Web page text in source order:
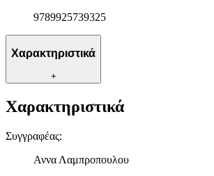
9789925739325
Χαρακτηριστικά
+
Χαρακτηριστικά
Συγγραφέας:
Αννα Λαμπροπουλου